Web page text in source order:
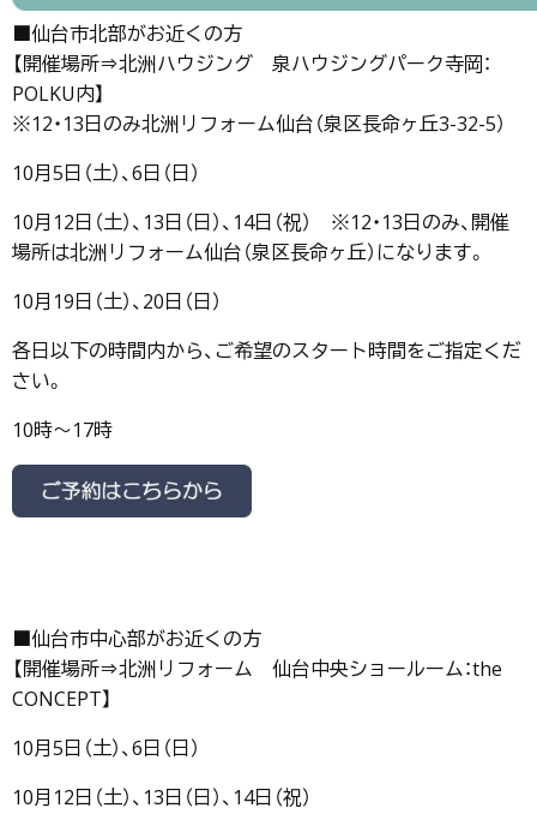
■仙台市北部がお近くの方
【開催場所⇒北洲ハウジング 泉ハウジングパーク寺岡：
POLKU内】
※12・13日のみ北洲リフォーム仙台（泉区長命ヶ丘3-32-5）
10月5日（土）、6日（日）
10月12日（土）、13日（日）、14日（祝） ※12・13日のみ、開催
場所は北洲リフォーム仙台（泉区長命ヶ丘）になります。
10月19日（土）、20日（日）
各日以下の時間内から、ご希望のスタート時間をご指定くだ
さい。
10時～17時
■仙台市中心部がお近くの方
【開催場所⇒北洲リフォーム 仙台中央ショールーム：the
CONCEPT】
10月5日（土）、6日（日）
10月12日（土）、13日（日）、14日（祝）